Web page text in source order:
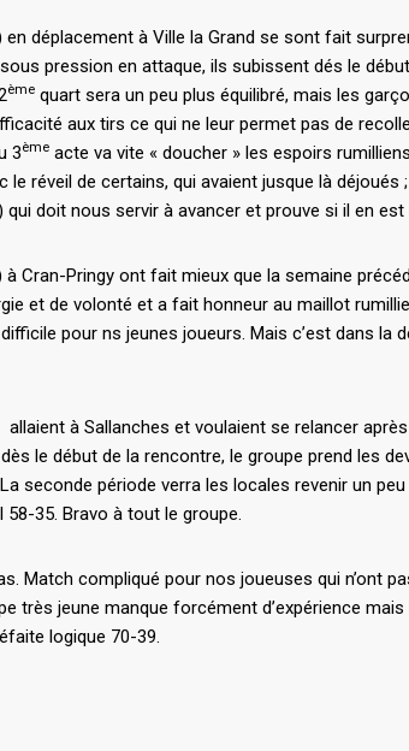
en déplacement à Ville la Grand se sont fait
pression en attaque, ils subissent dés le
ème quart sera un peu plus équilibré, mais les
aux tirs ce qui ne leur permet pas de
3ème acte va vite « doucher » les espoirs
le réveil de certains, qui avaient jusque là
qui doit nous servir à avancer et prouve si il en
à Cran-Pringy ont fait mieux que la semaine
et de volonté et a fait honneur au maillot
pour ns jeunes joueurs. Mais c’est dans la
allaient à Sallanches et voulaient se relancer
le début de la rencontre, le groupe prend les
seconde période verra les locales revenir un
58-35. Bravo à tout le groupe.
Match compliqué pour nos joueuses qui n’ont
très jeune manque forcément d’expérience
logique 70-39.